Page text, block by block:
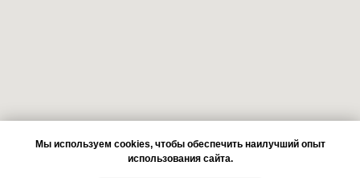
Мы используем cookies, чтобы обеспечить наилучший опыт
использования сайта.